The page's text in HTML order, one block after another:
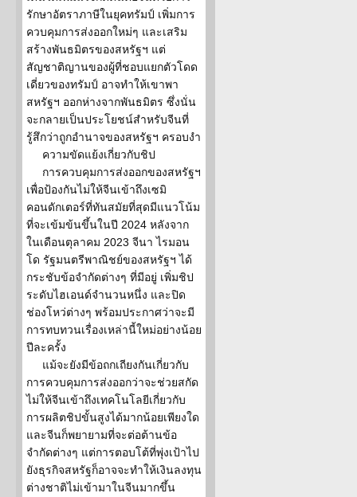
รักษาอัตราภาษีในยุคทรัมป์ เพิ่มการ
ควบคุมการส่งออกใหม่ๆ และเสริม
สร้างพันธมิตรของสหรัฐฯ แต่
สัญชาติญานของผู้ที่ชอบแยกตัวโดด
เดี่ยวของทรัมป์ อาจทำให้เขาพา
สหรัฐฯ ออกห่างจากพันธมิตร ซึ่งนั่น
จะกลายเป็นประโยชน์สำหรับจีนที่
รู้สึกว่าถูกอำนาจของสหรัฐฯ ครอบงำ
ความขัดแย้งเกี่ยวกับชิป
การควบคุมการส่งออกของสหรัฐฯ
เพื่อป้องกันไม่ให้จีนเข้าถึงเซมิ
คอนดักเตอร์ที่ทันสมัยที่สุดมีแนวโน้ม
ที่จะเข้มข้นขึ้นในปี 2024 หลังจาก
ในเดือนตุลาคม 2023 จีนา ไรมอน
โด รัฐมนตรีพาณิชย์ของสหรัฐฯ ได้
กระชับข้อจำกัดต่างๆ ที่มีอยู่ เพิ่มชิป
ระดับไฮเอนด์จำนวนหนึ่ง และปิด
ช่องโหว่ต่างๆ พร้อมประกาศว่าจะมี
การทบทวนเรื่องเหล่านี้ใหม่อย่างน้อย
ปีละครั้ง
แม้จะยังมีข้อถกเถียงกันเกี่ยวกับ
การควบคุมการส่งออกว่าจะช่วยสกัด
ไม่ให้จีนเข้าถึงเทคโนโลยีเกี่ยวกับ
การผลิตชิปขั้นสูงได้มากน้อยเพียงใด
และจีนก็พยายามที่จะต่อต้านข้อ
จำกัดต่างๆ แต่การตอบโต้ที่พุ่งเป้าไป
ยังธุรกิจสหรัฐก็อาจจะทำให้เงินลงทุน
ต่างชาติไม่เข้ามาในจีนมากขึ้น